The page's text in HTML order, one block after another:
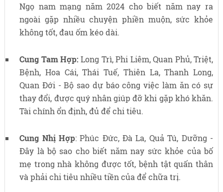
Ngọ nam mạng năm 2024 cho biết năm nay ra
ngoài gặp nhiều chuyện phiền muộn, sức khỏe
không tốt, đau ốm kéo dài.
Cung Tam Hợp: Long Trì, Phi Liêm, Quan Phủ, Triệt,
Bệnh, Hoa Cái, Thái Tuế, Thiên La, Thanh Long,
Quan Đới - Bộ sao dự báo công việc làm ăn có sự
thay đổi, được quý nhân giúp đỡ khi gặp khó khăn.
Tài chính ổn định, đủ để chi tiêu.
Cung Nhị Hợp:Phúc Đức, Đà La, Quả Tú, Dưỡng -
Đây là bộ sao cho biết năm nay sức khỏe của bố
mẹ trong nhà không được tốt, bệnh tật quấn thân
và phải chi tiêu nhiều tiền của để chữa trị.